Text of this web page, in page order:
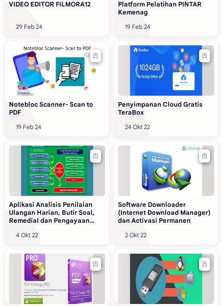
VIDEO EDITOR FILMORA12
Platform Pelatihan PINTAR
Kemenag
Notebloc Scanner- Scan to
PDF
Penyimpanan Cloud Gratis
TeraBox
Aplikasi Analisis Penilaian
Ulangan Harian, Butir Soal,
Remedial dan Pengayaan
Software Downloader
(Internet Download Manager)
dan Activasi Permanen